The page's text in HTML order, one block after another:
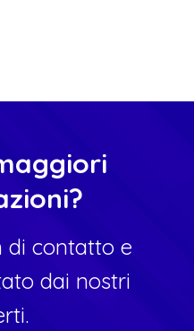
di contatto e
dai nostri